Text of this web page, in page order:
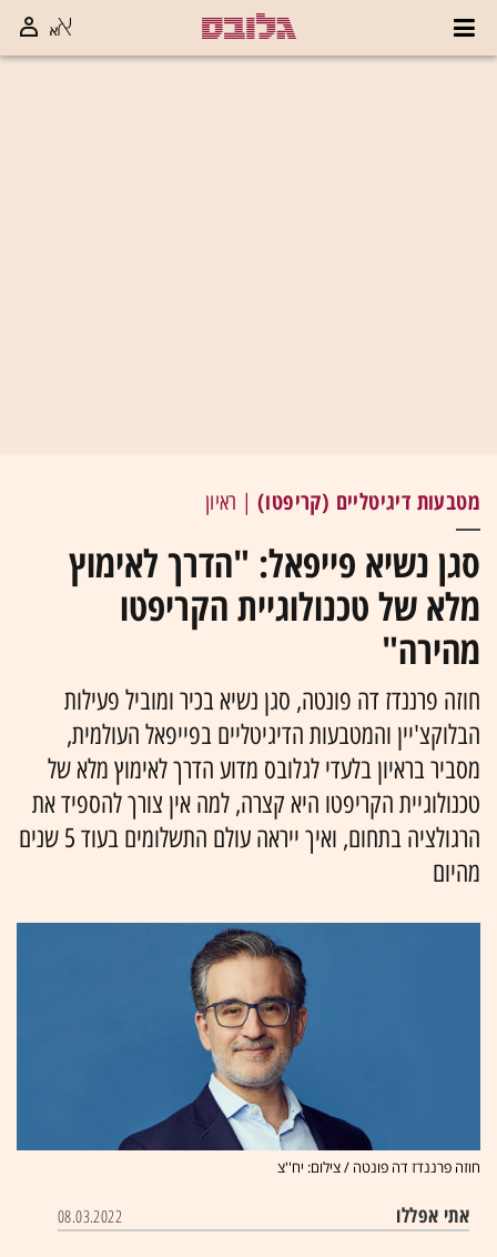
מטבעות דיגיטליים (קריפטו) | ראיון
סגן נשיא פייפאל: "הדרך לאימוץ
מלא של טכנולוגיית הקריפטו
מהירה"
חוזה פרננדז דה פונטה, סגן נשיא בכיר ומוביל פעילות
הבלוקצ'יין והמטבעות הדיגיטליים בפייפאל העולמית,
מסביר בראיון בלעדי לגלובס מדוע הדרך לאימוץ מלא של
טכנולוגיית הקריפטו היא קצרה, למה אין צורך להספיד את
הרגולציה בתחום, ואיך ייראה עולם התשלומים בעוד 5 שנים
מהיום
חוזה פרננדז דה פונטה / צילום: יח''צ
אתי אפללו 08.03.2022